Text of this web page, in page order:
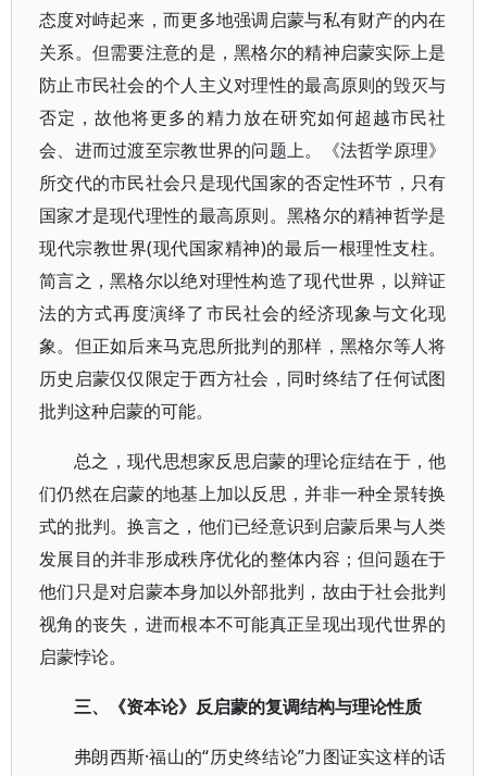
态度对峙起来，而更多地强调启蒙与私有财产的内在
关系。但需要注意的是，黑格尔的精神启蒙实际上是
防止市民社会的个人主义对理性的最高原则的毁灭与
否定，故他将更多的精力放在研究如何超越市民社
会、进而过渡至宗教世界的问题上。《法哲学原理》
所交代的市民社会只是现代国家的否定性环节，只有
国家才是现代理性的最高原则。黑格尔的精神哲学是
现代宗教世界(现代国家精神)的最后一根理性支柱。
简言之，黑格尔以绝对理性构造了现代世界，以辩证
法的方式再度演绎了市民社会的经济现象与文化现
象。但正如后来马克思所批判的那样，黑格尔等人将
历史启蒙仅仅限定于西方社会，同时终结了任何试图
批判这种启蒙的可能。
总之，现代思想家反思启蒙的理论症结在于，他
们仍然在启蒙的地基上加以反思，并非一种全景转换
式的批判。换言之，他们已经意识到启蒙后果与人类
发展目的并非形成秩序优化的整体内容；但问题在于
他们只是对启蒙本身加以外部批判，故由于社会批判
视角的丧失，进而根本不可能真正呈现出现代世界的
启蒙悖论。
三、《资本论》反启蒙的复调结构与理论性质
弗朗西斯·福山的“历史终结论”力图证实这样的话